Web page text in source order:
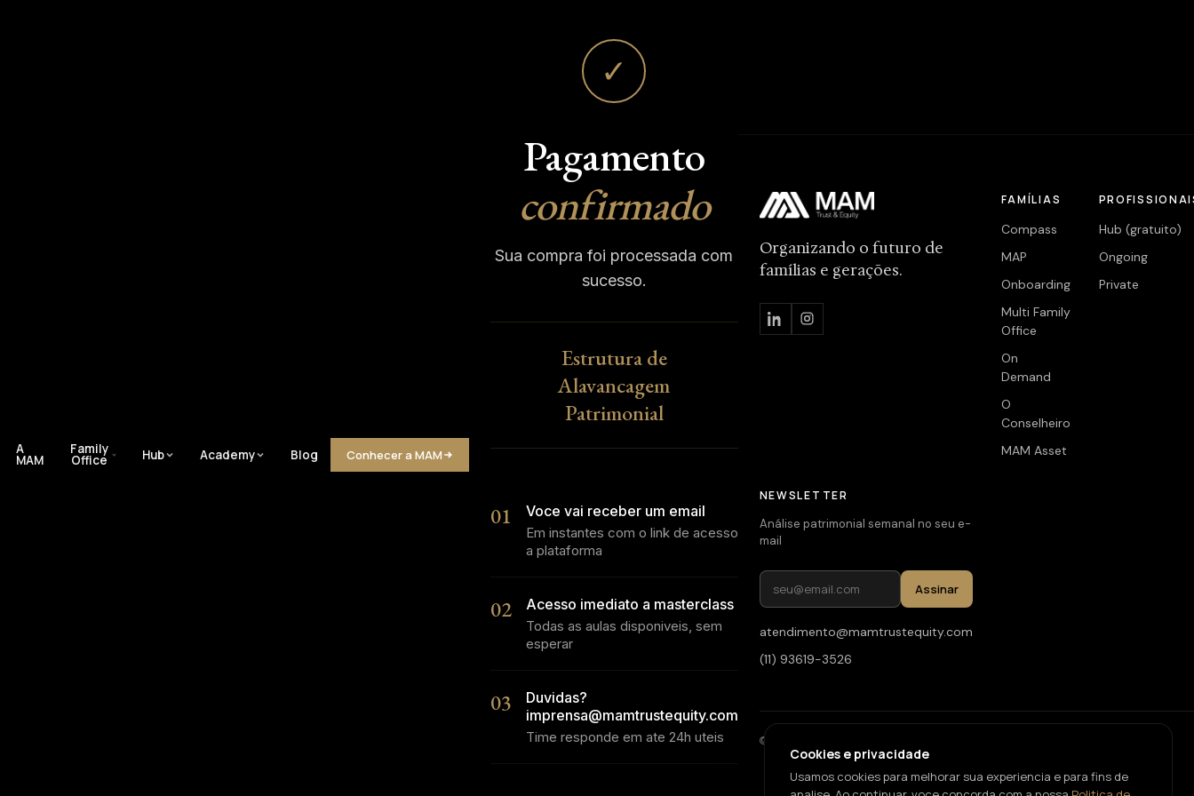
A
MAM
Family
Office Hub Academy Blog Conhecer a MAM
✓
Pagamento
confirmado
Sua compra foi processada com
sucesso.
Estrutura de
Alavancagem
Patrimonial
01 Voce vai receber um email
Em instantes com o link de acesso
a plataforma
02 Acesso imediato a masterclass
Todas as aulas disponiveis, sem
esperar
03
Duvidas?
imprensa@mamtrustequity.com
Time responde em ate 24h uteis
Cookies e privacidade
Usamos cookies para melhorar sua experiencia e para fins de
Organizando o futuro de
famílias e gerações.
FAMÍLIAS
Compass
MAP
Onboarding
Multi Family
Office
On
Demand
O
Conselheiro
MAM Asset
Hub (gratuito)
Ongoing
Private
NEWSLETTER
Análise patrimonial semanal no seu e-
mail
Assinar
atendimento@mamtrustequity.com
(11) 93619-3526
© 2026 MAM Trust & Equity. Todos os direitos reservados.